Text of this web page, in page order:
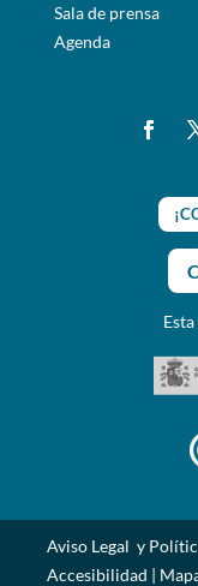
Sala de prensa
Agenda
Aviso Legal y
Accesibilidad |